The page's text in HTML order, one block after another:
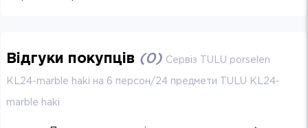
Відгуки покупців (0) Сервіз TULU porselen
KL24-marble haki на 6 персон/24 предмети TULU KL24-
marble haki